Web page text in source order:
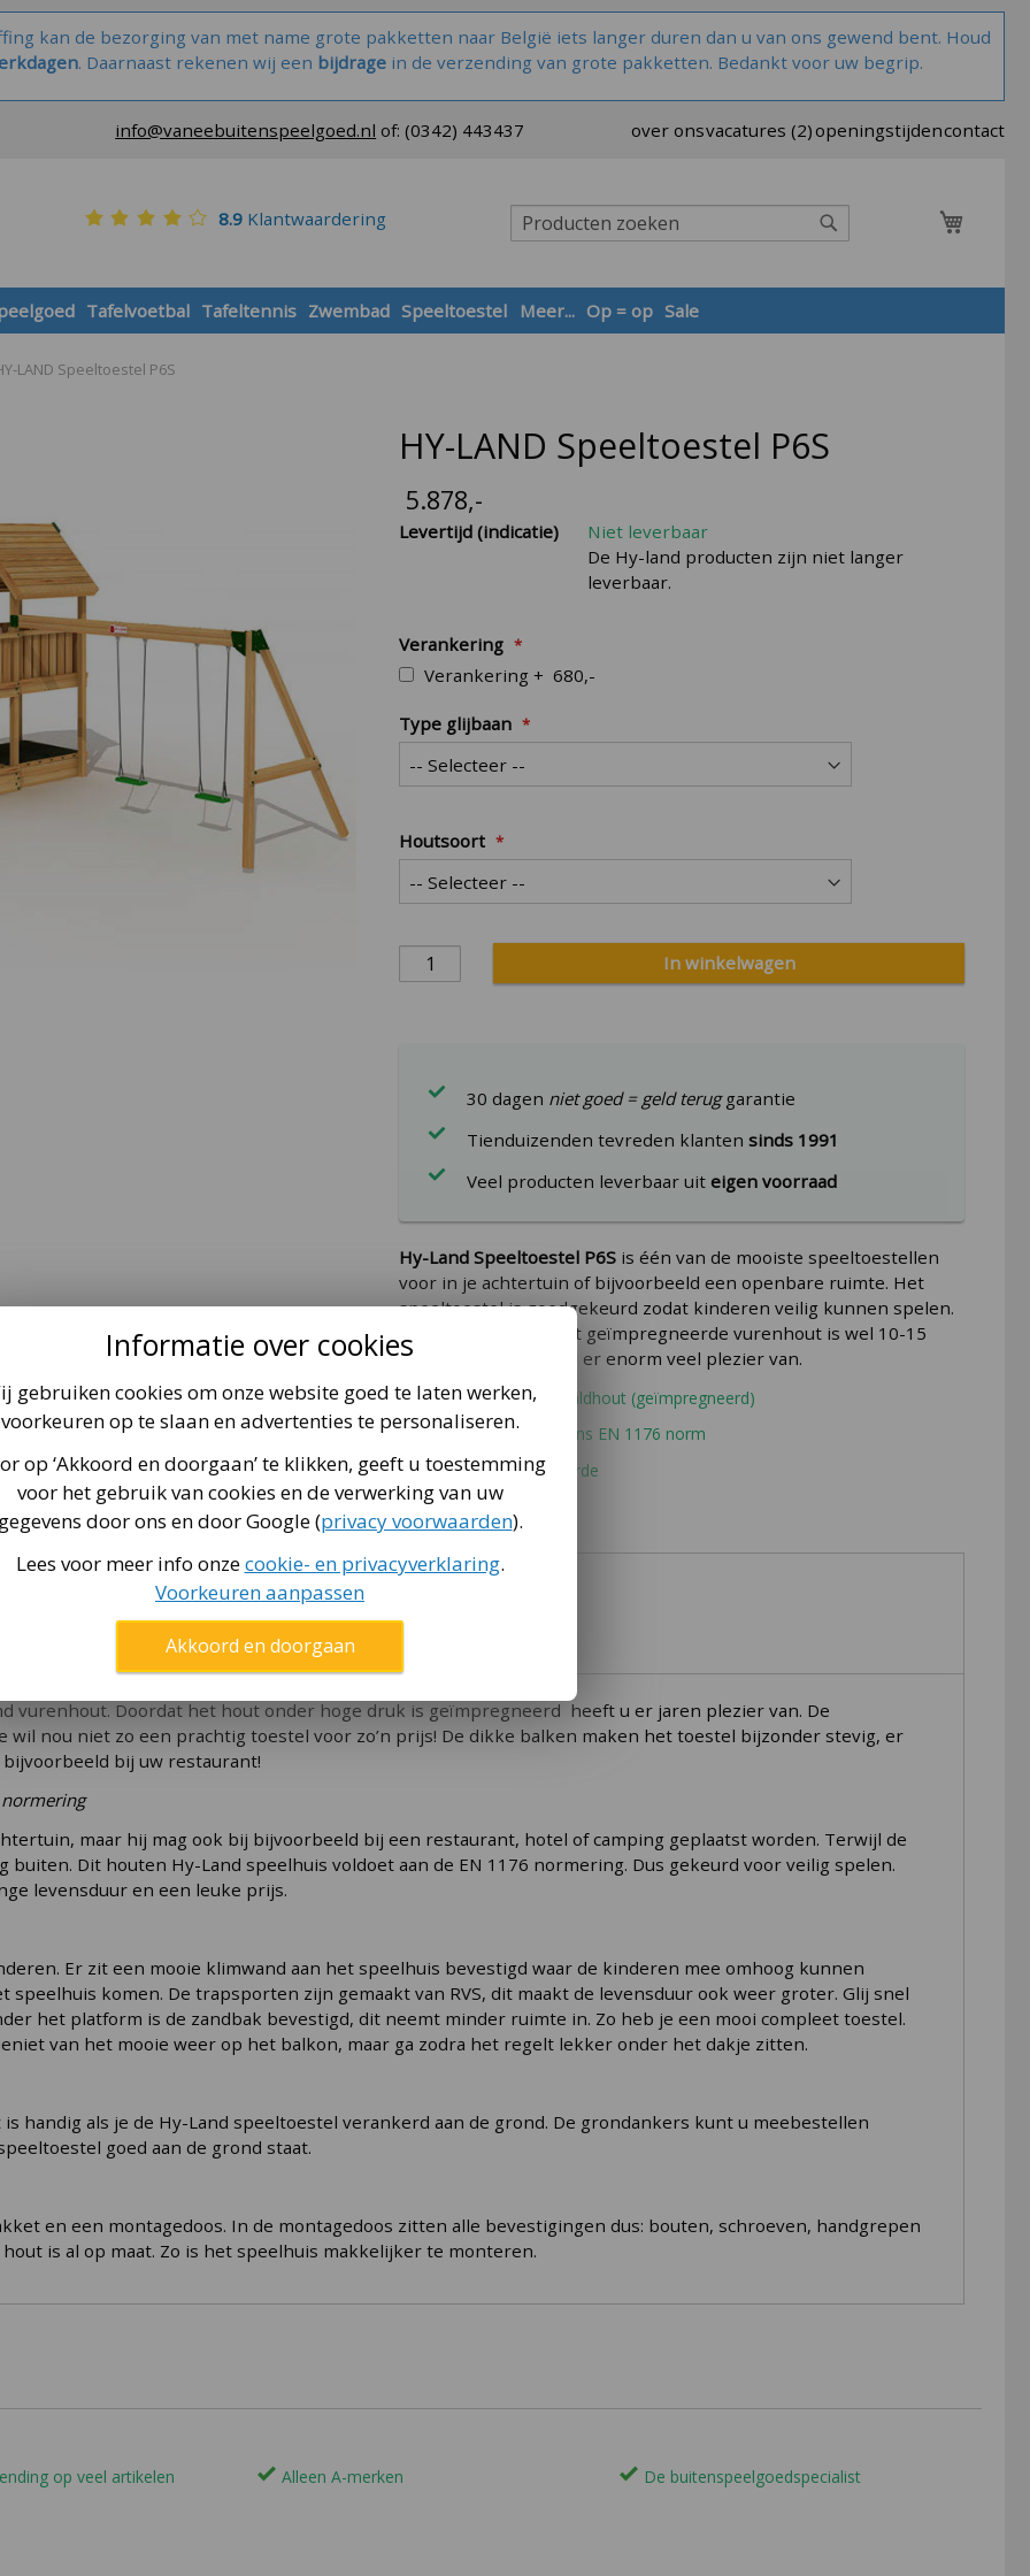
kan de bezorging van met name grote pakketten naar België iets langer duren dan u van ons gewend bent. Houd
. Daarnaast rekenen wij een bijdragein de verzending van grote pakketten. Bedankt voor uw begrip.
info@vaneebuitenspeelgoed.nl of:(0342) 443437 over onsvacatures (2)openingstijdencontact
8.9Klantwaardering
Zoek
Tafelvoetbal Tafeltennis Zwembad Speeltoestel Meer... Op = op Sale
LAND Speeltoestel P6S
HY-LAND Speeltoestel P6S
5.878,-
Levertijd (indicatie)
Niet leverbaar
De Hy-land producten zijn niet langer
leverbaar.
Verankering
Verankering+ 680,-
Type glijbaan
Houtsoort
In winkelwagen
30 dagen niet goed = geld teruggarantie
Tienduizenden tevreden klantensinds 1991
Veel producten leverbaar uiteigen voorraad
Hy-Land Speeltoestel P6S is één van de mooiste speeltoestellen
voor in je achtertuin of bijvoorbeeld een openbare ruimte. Het
speeltoestel is goedgekeurd zodat kinderen veilig kunnen spelen.
De levensduur van dit geïmpregneerde vurenhout is wel 10-15
jaar! Zo heeft uw kind er enorm veel plezier van.
Duurzaam naaldhout (geïmpregneerd)
Gekeurd volgens EN 1176 norm
Veel speelwaarde
voor in je achtertuin of bijvoorbeeld een openbare ruimte. Het speeltoestel is goedgekeurd
vurenhout. Doordat het hout onder hoge druk is geïmpregneerd heeft u er jaren plezier van. De
wil nou niet zo een prachtig toestel voor zo’n prijs! De dikke balken maken het toestel bijzonder stevig, er
bij uw restaurant!
maar hij mag ook bij bijvoorbeeld bij een restaurant, hotel of camping geplaatst worden. Terwijl de
Dit houten Hy-Land speelhuis voldoet aan de EN 1176 normering. Dus gekeurd voor veilig spelen.
levensduur en een leuke prijs.
Er zit een mooie klimwand aan het speelhuis bevestigd waar de kinderen mee omhoog kunnen
speelhuis komen. De trapsporten zijn gemaakt van RVS, dit maakt de levensduur ook weer groter. Glij snel
het platform is de zandbak bevestigd, dit neemt minder ruimte in. Zo heb je een mooi compleet toestel.
van het mooie weer op het balkon, maar ga zodra het regelt lekker onder het dakje zitten.
handig als je de Hy-Land speeltoestel verankerd aan de grond. De grondankers kunt u meebestellen
goed aan de grond staat.
en een montagedoos. In de montagedoos zitten alle bevestigingen dus: bouten, schroeven, handgrepen
is al op maat. Zo is het speelhuis makkelijker te monteren.
op veel artikelen Alleen A-merken De buitenspeelgoedspecialist
Informatie over cookies
gebruiken cookies om onze website goed te laten werken,
voorkeuren op te slaan en advertenties te personaliseren.
op ‘Akkoord en doorgaan’ te klikken, geeft u toestemming
voor het gebruik van cookies en de verwerking van uw
gegevens door ons en door Google (privacy voorwaarden).
Lees voor meer info onzecookie- en privacyverklaring.
Voorkeuren aanpassen
Akkoord en doorgaan